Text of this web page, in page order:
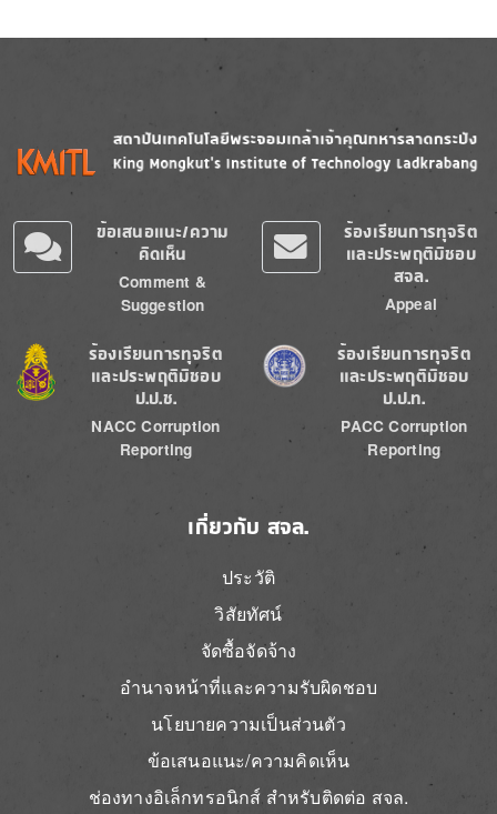
Image
ข้อเสนอแนะ/ความ
คิดเห็น
Comment &
Suggestion
ร้องเรียนการทุจริต
และประพฤติมิชอบ
สจล.
Appeal
Image
ร้องเรียนการทุจริต
และประพฤติมิชอบ
ป.ป.ช.
NACC Corruption
Reporting
Image
ร้องเรียนการทุจริต
และประพฤติมิชอบ
ป.ป.ท.
PACC Corruption
Reporting
เกี่ยวกับ สจล.
ประวัติ
วิสัยทัศน์
จัดซื้อจัดจ้าง
อำนาจหน้าที่และความรับผิดชอบ
นโยบายความเป็นส่วนตัว
ข้อเสนอแนะ/ความคิดเห็น
ช่องทางอิเล็กทรอนิกส์ สำหรับติดต่อ สจล.